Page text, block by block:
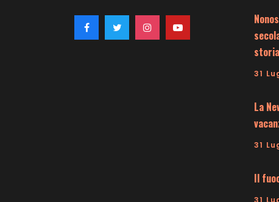
storia
31
La
31
Il
31